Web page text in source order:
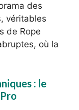
des
véritables
de Rope
où la
: le